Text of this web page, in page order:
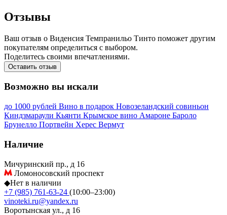
Отзывы
Ваш отзыв о Виденсия Темпранильо Тинто поможет другим
покупателям определиться с выбором.
Поделитесь своими впечатлениями.
Оставить отзыв
Возможно вы искали
до 1000 рублей Вино в подарок Новозеландский совиньон
Киндзмараули Кьянти Крымское вино Амароне Бароло
Брунелло Портвейн Херес Вермут
Наличие
Мичуринский пр., д 16
Ломоносовский проспект
◆Нет в наличии
+7 (985) 761-63-24 (10:00–23:00)
vinoteki.ru@yandex.ru
Воротынская ул., д 16